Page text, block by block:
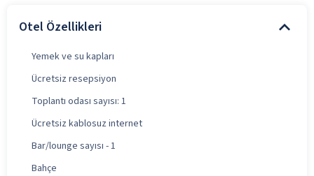
Otel Özellikleri
Yemek ve su kapları
Ücretsiz resepsiyon
Toplantı odası sayısı: 1
Ücretsiz kablosuz internet
Bar/lounge sayısı - 1
Bahçe